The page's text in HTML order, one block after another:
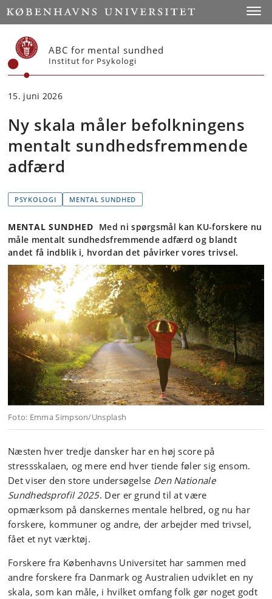
Start
ABC for mental sundhed
Institut for Psykologi
15. juni 2026
Ny skala måler befolkningens
mentalt sundhedsfremmende
adfærd
PSYKOLOGI MENTAL SUNDHED
MENTAL SUNDHED Med ni spørgsmål kan KU-forskere nu
måle mentalt sundhedsfremmende adfærd og blandt
andet få indblik i, hvordan det påvirker vores trivsel.
Foto: Emma Simpson/Unsplash
Næsten hver tredje dansker har en høj score på
stressskalaen, og mere end hver tiende føler sig ensom.
Det viser den store undersøgelse Den Nationale
Sundhedsprofil 2025. Der er grund til at være
opmærksom på danskernes mentale helbred, og nu har
forskere, kommuner og andre, der arbejder med trivsel,
fået et nyt værktøj.
Forskere fra Københavns Universitet har sammen med
andre forskere fra Danmark og Australien udviklet en ny
skala, som kan måle, i hvilket omfang folk gør noget godt